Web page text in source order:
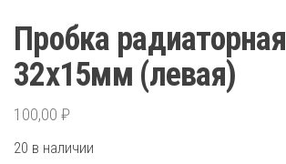
Пробка радиаторная
32х15мм (левая)
100,00 ₽
20 в наличии